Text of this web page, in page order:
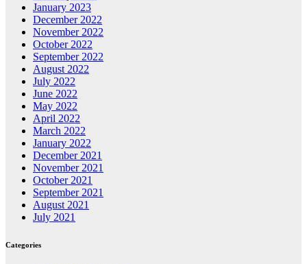
January 2023
December 2022
November 2022
October 2022
September 2022
August 2022
July 2022
June 2022
May 2022
April 2022
March 2022
January 2022
December 2021
November 2021
October 2021
September 2021
August 2021
July 2021
Categories